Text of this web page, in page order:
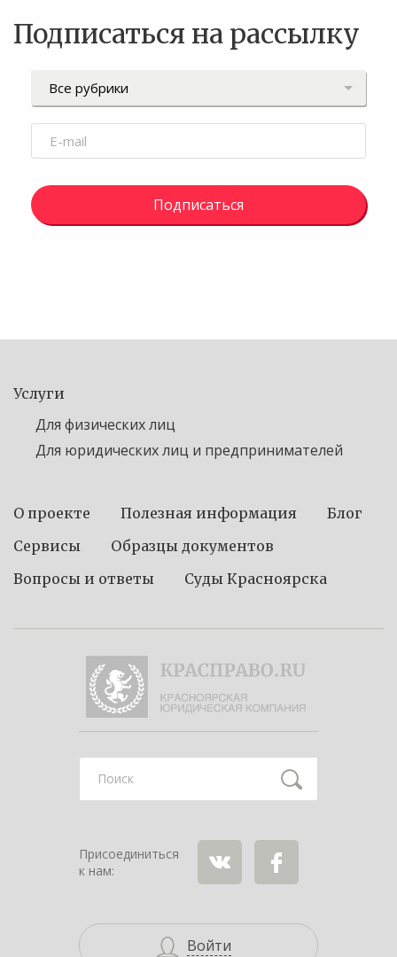
Подписаться на рассылку
Подписаться
Услуги
Для физических лиц
Для юридических лиц и предпринимателей
О проекте Полезная информация
Блог
Сервисы
Образцы документов
Вопросы и ответы
Суды Красноярска
Присоединиться
к нам:
Войти